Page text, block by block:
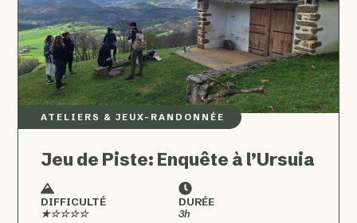
ATELIERS & JEUX– RANDONNÉE
Jeu de Piste: Enquête à l’Ursuia
DIFFICULTÉ
★☆☆☆☆
DURÉE
3h